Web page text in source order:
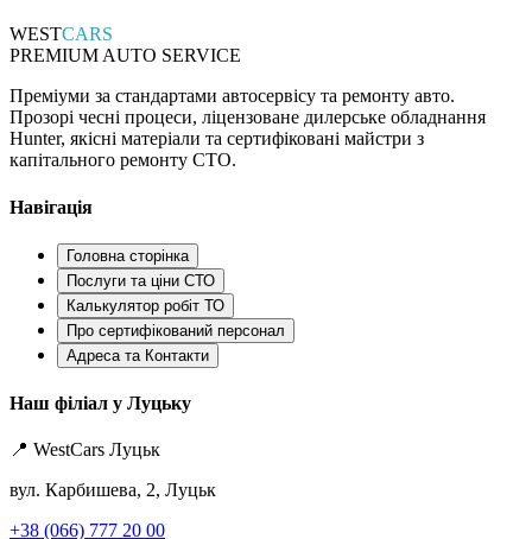
WESTCARS
PREMIUM AUTO SERVICE
Преміуми за стандартами автосервісу та ремонту авто.
Прозорі чесні процеси, ліцензоване дилерське обладнання
Hunter, якісні матеріали та сертифіковані майстри з
капітального ремонту СТО.
Навігація
Головна сторінка
Послуги та ціни СТО
Калькулятор робіт ТО
Про сертифікований персонал
Адреса та Контакти
Наш філіал у Луцьку
📍 WestCars Луцьк
вул. Карбишева, 2, Луцьк
+38 (066) 777 20 00